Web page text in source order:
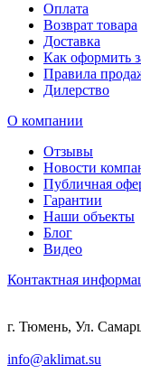
Оплата
Возврат товара
Доставка
Как оформить
Правила
Дилерство
О компании
Отзывы
Новости
Публичная
Гарантии
Наши объекты
Блог
Видео
Контактная
г. Тюмень, Ул.
info@aklimat.su